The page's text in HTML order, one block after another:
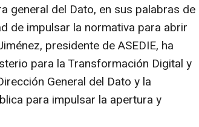
general del Dato, en sus palabras de
de impulsar la normativa para abrir
presidente de ASEDIE, ha
para la Transformación Digital y
General del Dato y la
para impulsar la apertura y